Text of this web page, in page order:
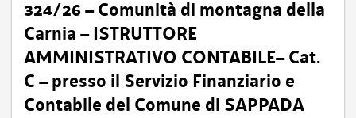
324/26 – Comunità di montagna della
Carnia – ISTRUTTORE
AMMINISTRATIVO CONTABILE– Cat.
C – presso il Servizio Finanziario e
Contabile del Comune di SAPPADA